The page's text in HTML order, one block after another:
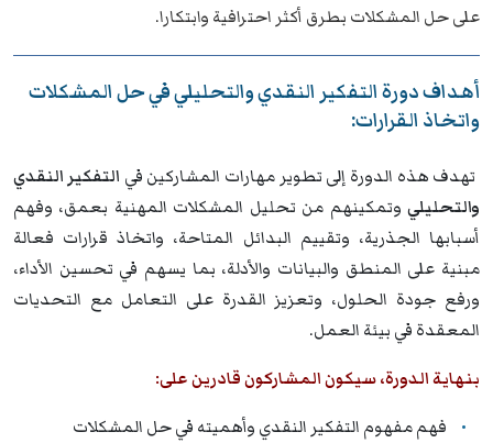
على حل المشكلات بطرق أكثر احترافية وابتكارا.
أهداف دورة التفكير النقدي والتحليلي في حل المشكلات
واتخاذ القرارات:
تهدف هذه الدورة إلى تطوير مهارات المشاركين في التفكير النقدي
والتحليلي وتمكينهم من تحليل المشكلات المهنية بعمق، وفهم
أسبابها الجذرية، وتقييم البدائل المتاحة، واتخاذ قرارات فعالة
مبنية على المنطق والبيانات والأدلة، بما يسهم في تحسين الأداء،
ورفع جودة الحلول، وتعزيز القدرة على التعامل مع التحديات
المعقدة في بيئة العمل.
بنهاية الدورة، سيكون المشاركون قادرين على:
فهم مفهوم التفكير النقدي وأهميته في حل المشكلات